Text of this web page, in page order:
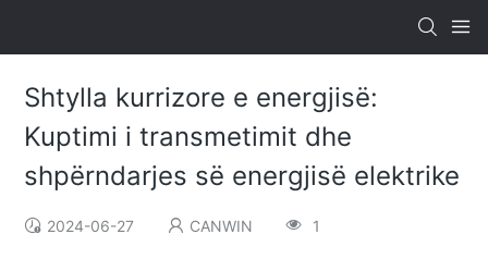
Shtylla kurrizore e energjisë:
Kuptimi i transmetimit dhe
shpërndarjes së energjisë elektrike
2024-06-27 CANWIN 1